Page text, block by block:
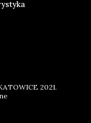
2021.